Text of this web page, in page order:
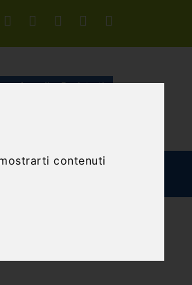
contenuti